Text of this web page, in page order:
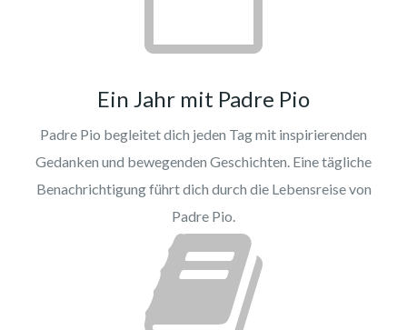
Ein Jahr mit Padre Pio
Padre Pio begleitet dich jeden Tag mit inspirierenden
Gedanken und bewegenden Geschichten. Eine tägliche
Benachrichtigung führt dich durch die Lebensreise von
Padre Pio.